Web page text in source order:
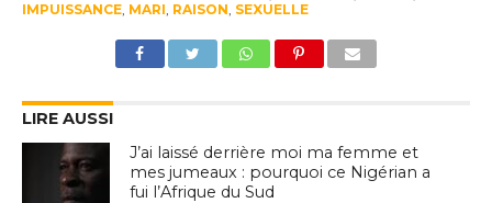
IMPUISSANCE, MARI RAISON SEXUELLE
LIRE AUSSI
J’ai laissé derrière moi ma femme et
mes jumeaux : pourquoi ce Nigérian a
fui l’Afrique du Sud